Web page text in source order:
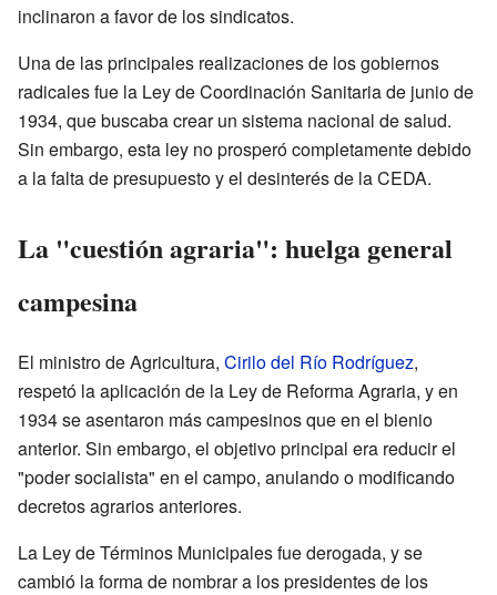
inclinaron a favor de los sindicatos.
Una de las principales realizaciones de los gobiernos
radicales fue la Ley de Coordinación Sanitaria de junio de
1934, que buscaba crear un sistema nacional de salud.
Sin embargo, esta ley no prosperó completamente debido
a la falta de presupuesto y el desinterés de la CEDA.
La "cuestión agraria": huelga general
campesina
El ministro de Agricultura, Cirilo del Río Rodríguez,
respetó la aplicación de la Ley de Reforma Agraria, y en
1934 se asentaron más campesinos que en el bienio
anterior. Sin embargo, el objetivo principal era reducir el
"poder socialista" en el campo, anulando o modificando
decretos agrarios anteriores.
La Ley de Términos Municipales fue derogada, y se
cambió la forma de nombrar a los presidentes de los